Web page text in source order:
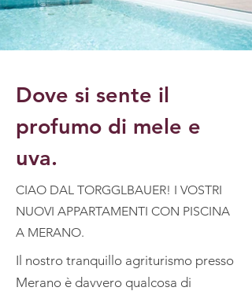
Dove si sente il
profumo di mele e
uva.
CIAO DAL TORGGLBAUER! I VOSTRI
NUOVI APPARTAMENTI CON PISCINA
A MERANO.
Il nostro tranquillo agriturismo presso
Merano è davvero qualcosa di